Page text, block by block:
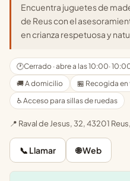
Encuentra juguetes de
de Reus con el
en crianza respetuosa y
🕐Cerrado · abre a las 10:00·
🚚 A domicilio
🏪 Recogida
♿ Acceso para sillas de ruedas
📍 Raval de Jesus, 32, 43201
📞 Llamar 🌐 Web